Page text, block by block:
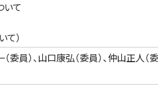
いて
て）
員）、山口康弘（委員）、仲山正人（委